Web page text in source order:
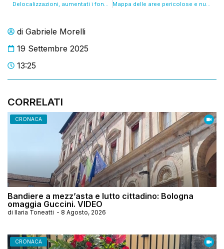
di Gabriele Morelli
19 Settembre 2025
13:25
CORRELATI
CRONACA
Bandiere a mezz’asta e lutto cittadino: Bologna
omaggia Guccini. VIDEO
di Ilaria Toneatti - 8 Agosto, 2026
CRONACA
Delocalizzazioni, aumentati i fondi per chi lascia la casa dopo le alluvioni del 2023 e 2024. VIDEO Mappa delle aree pericolose e nuovi tutor: ecco il Piano metropolitano di sicurezza stradale. VIDEO